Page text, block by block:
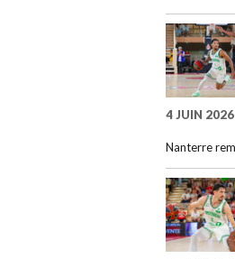
4 JUIN 2026
Nanterre